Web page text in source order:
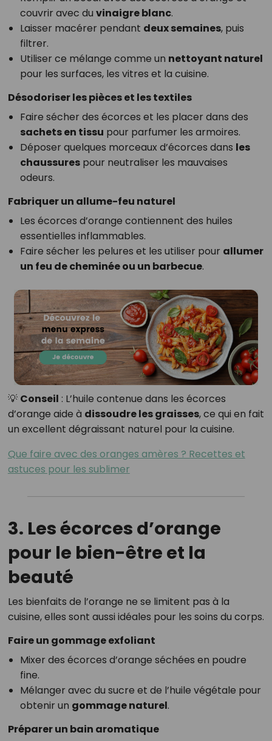
couvrir avec du vinaigre blanc.
Laisser macérer pendant deux semaines, puis
filtrer.
Utiliser ce mélange comme un nettoyant naturel
pour les surfaces, les vitres et la cuisine.
Désodoriser les pièces et les textiles
Faire sécher des écorces et les placer dans des
sachets en tissu pour parfumer les armoires.
Déposer quelques morceaux d’écorces dans les
chaussurespour neutraliser les mauvaises
odeurs.
Fabriquer un allume-feu naturel
Les écorces d’orange contiennent des huiles
essentielles inflammables.
Faire sécher les pelures et les utiliser pour allumer
un feu de cheminée ou un barbecue.
💡 Conseil : L’huile contenue dans les écorces
d’orange aide à dissoudre les graisses, ce qui en fait
un excellent dégraissant naturel pour la cuisine.
Que faire avec des oranges amères ? Recettes et
astuces pour les sublimer
3. Les écorces d’orange
pour le bien-être et la
beauté
Les bienfaits de l’orange ne se limitent pas à la
cuisine, elles sont aussi idéales pour les soins du corps.
Faire un gommage exfoliant
Mixer des écorces d’orange séchées en poudre
fine.
Mélanger avec du sucre et de l’huile végétale pour
obtenir un gommage naturel.
Préparer un bain aromatique